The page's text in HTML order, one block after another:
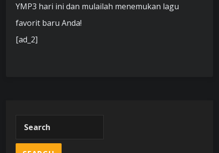
YMP3 hari ini dan mulailah menemukan lagu
favorit baru Anda!
[ad_2]